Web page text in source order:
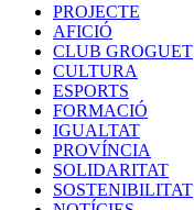
PROJECTE
AFICIÓ
CLUB GROGUET
CULTURA
ESPORTS
FORMACIÓ
IGUALTAT
PROVÍNCIA
SOLIDARITAT
SOSTENIBILITAT